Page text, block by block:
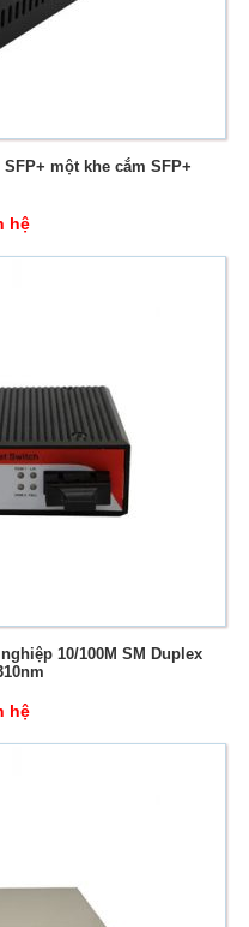
một khe cắm SFP+
hệ
10/100M SM Duplex
hệ